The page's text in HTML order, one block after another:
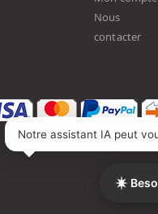
Nous
contacter
Notre assistant IA peut